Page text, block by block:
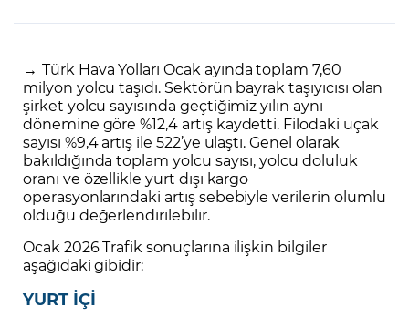
→ Türk Hava Yolları Ocak ayında toplam 7,60
milyon yolcu taşıdı. Sektörün bayrak taşıyıcısı olan
şirket yolcu sayısında geçtiğimiz yılın aynı
dönemine göre %12,4 artış kaydetti. Filodaki uçak
sayısı %9,4 artış ile 522’ye ulaştı. Genel olarak
bakıldığında toplam yolcu sayısı, yolcu doluluk
oranı ve özellikle yurt dışı kargo
operasyonlarındaki artış sebebiyle verilerin olumlu
olduğu değerlendirilebilir.
Ocak 2026 Trafik sonuçlarına ilişkin bilgiler
aşağıdaki gibidir:
YURT İÇİ